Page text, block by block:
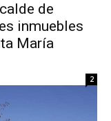
de
inmuebles
María
2